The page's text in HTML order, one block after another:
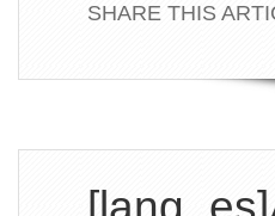
SHARE THIS